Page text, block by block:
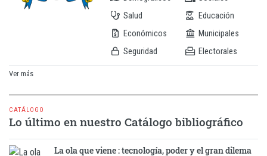
Salud
Educación
Económicos
Municipales
Seguridad
Electorales
Ver más
CATÁLOGO
Lo último en nuestro Catálogo bibliográfico
La ola que viene : tecnología, poder y el gran dilema